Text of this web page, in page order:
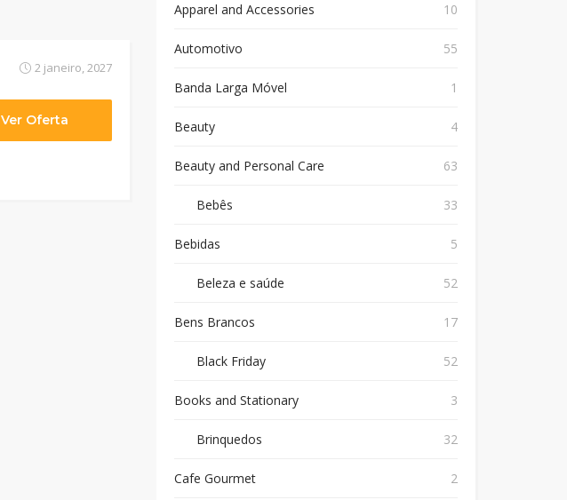
2 janeiro, 2027
Ver Oferta
Apparel and Accessories 10
Automotivo 55
Banda Larga Móvel 1
Beauty 4
Beauty and Personal Care 63
Bebês 33
Bebidas 5
Beleza e saúde 52
Bens Brancos 17
Black Friday 52
Books and Stationary 3
Brinquedos 32
Cafe Gourmet 2